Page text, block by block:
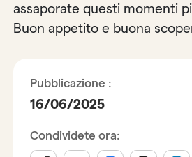
assaporate questi momenti
Buon appetito e buona
Pubblicazione :
16/06/2025
Condividete ora: